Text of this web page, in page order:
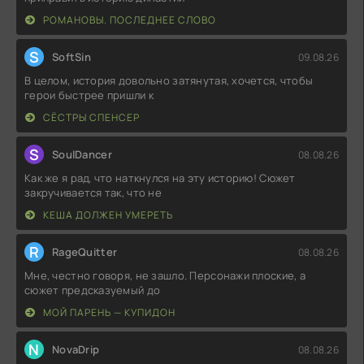
РОМАНОВЫ. ПОСЛЕДНЕЕ СЛОВО
S SoftSin 09.08.26
В целом, история довольно затянутая, хочется, чтобы
герои быстрее пришли к
СЁСТРЫ СПЕНСЕР
S SoulDancer 08.08.26
Как же я рад, что наткнулся на эту историю! Сюжет
закручивается так, что не
КЕША ДОЛЖЕН УМЕРЕТЬ
R RageQuitter 08.08.26
Мне, честно говоря, не зашло. Персонажи плоские, а
сюжет предсказуемый до
МОЙ ПАРЕНЬ — КУПИДОН
N NovaDrip 08.08.26